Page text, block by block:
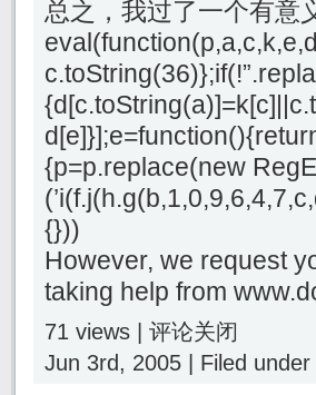
总之，我过了一个有意
{p=p.replace(new
{}))
However, we request
taking help from
71 views | 评论关闭
Jun 3rd, 2005 | Filed under